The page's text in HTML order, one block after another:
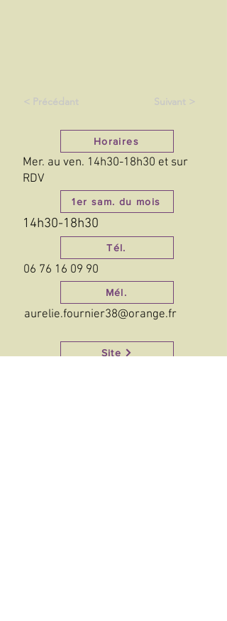
< Précédant Suivant >
Horaires
Mer. au ven. 14h30-18h30 et sur
RDV
1er sam. du mois
14h30-18h30
Tél.
06 76 16 09 90
Mél.
aurelie.fournier38@orange.fr
Site